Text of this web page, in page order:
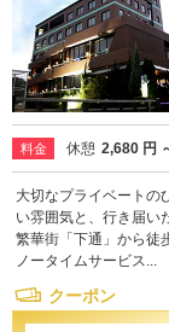
料金 休憩 2,680 円
大切なプライベートの
い雰囲気と、行き届い
繁華街「下通」から徒
ノータイムサービス...
クーポン